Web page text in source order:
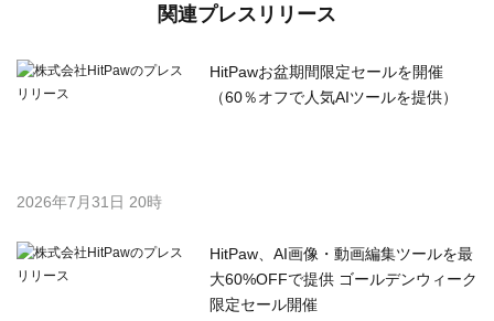
関連プレスリリース
HitPawお盆期間限定セールを開催
（60％オフで人気AIツールを提供）
2026年7月31日 20時
HitPaw、AI画像・動画編集ツールを最
大60%OFFで提供 ゴールデンウィーク
限定セール開催